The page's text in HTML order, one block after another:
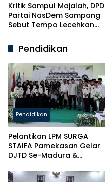
Kritik Sampul Majalah, DPD
Partai NasDem Sampang
Sebut Tempo Lecehkan
Pendidikan
Pendidikan
Pelantikan LPM SURGA
STAIFA Pamekasan Gelar
DJTD Se-Madura &